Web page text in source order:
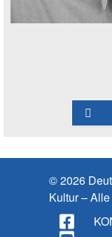
© 2026
Kultur –